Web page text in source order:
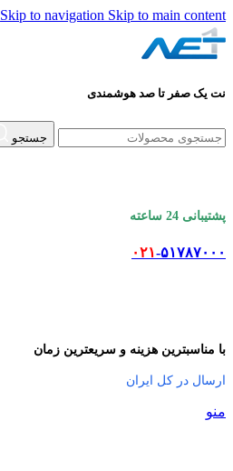
Skip to navigation Skip to main content
نت یک صفر تا صد هوشمندی
جستجو
پشتیبانی 24 ساعته
۰۲۱-۵۱۷۸۷۰۰۰
با مناسبترین هزینه و سریعترین زمان
ارسال در کل ایران
منو